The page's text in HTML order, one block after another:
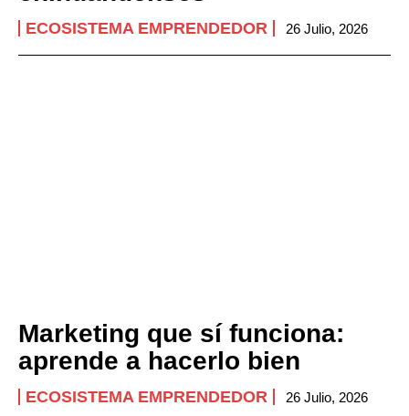
ECOSISTEMA EMPRENDEDOR 26 Julio, 2026
Marketing que sí funciona:
aprende a hacerlo bien
ECOSISTEMA EMPRENDEDOR 26 Julio, 2026